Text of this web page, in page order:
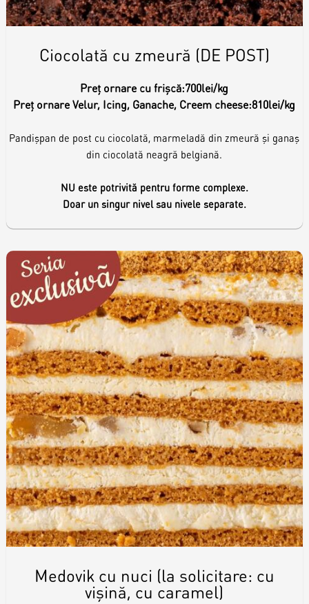
Ciocolată cu zmeură (DE POST)
Preț ornare cu frișcă:700lei/kg
Preț ornare Velur, Icing, Ganache, Creem cheese:810lei/kg
Pandișpan de post cu ciocolată, marmeladă din zmeură și ganaș
din ciocolată neagră belgiană.
NU este potrivită pentru forme complexe.
Doar un singur nivel sau nivele separate.
Medovik cu nuci (la solicitare: cu
vișină, cu caramel)